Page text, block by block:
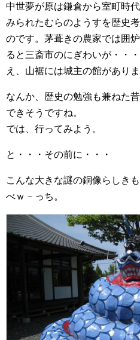
中世夢が原は鎌倉から室町時
みられたむらのようすを歴史
のです。茅葺きの農家では囲
ると三斎市のにぎわいが・・
え、山裾には城主の館がありま
なんか、歴史の勉強も兼ねた
できそうですね。
では、行ってみよう。
と・・・その前に・・・
こんな大きな謎の銅像らしき
べｗ－っち。